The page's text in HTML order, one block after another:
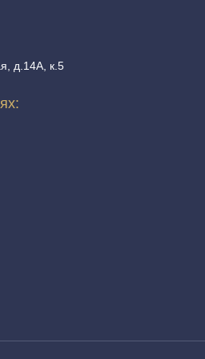
д.14А, к.5